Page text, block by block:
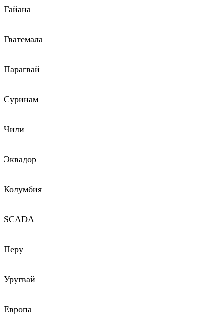
Гайана
Гватемала
Парагвай
Суринам
Чили
Эквадор
Колумбия
SCADA
Перу
Уругвай
Европа